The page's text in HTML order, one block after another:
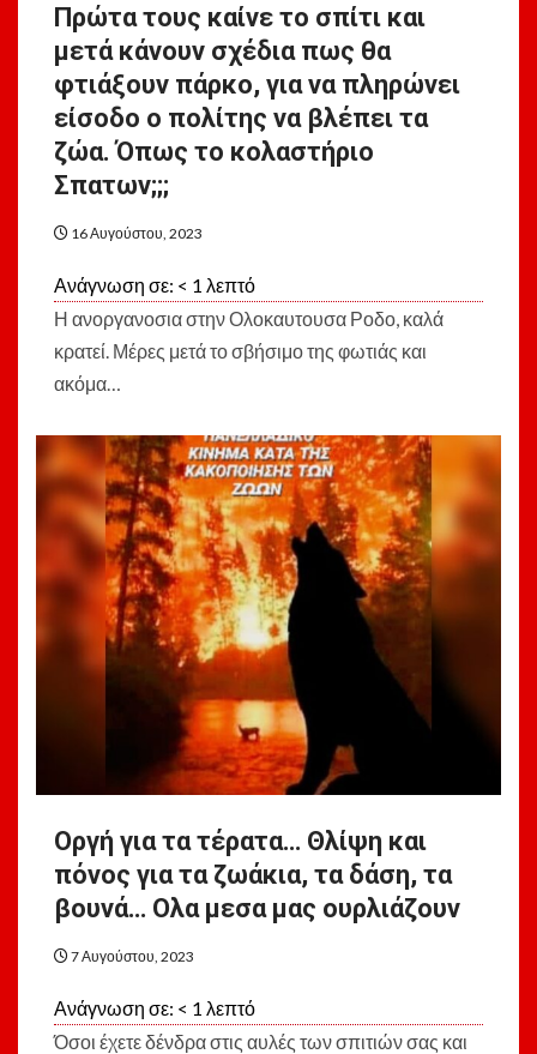
Πρώτα τους καίνε το σπίτι και
μετά κάνουν σχέδια πως θα
φτιάξουν πάρκο, για να πληρώνει
είσοδο ο πολίτης να βλέπει τα
ζώα. Όπως το κολαστήριο
Σπατων;;;
16 Αυγούστου, 2023
Ανάγνωση σε: < 1 λεπτό
Η ανοργανοσια στην Ολοκαυτουσα Ροδο, καλά
κρατεί. Μέρες μετά το σβήσιμο της φωτιάς και
ακόμα…
Οργή για τα τέρατα… Θλίψη και
πόνος για τα ζωάκια, τα δάση, τα
βουνά… Ολα μεσα μας ουρλιάζουν
7 Αυγούστου, 2023
Ανάγνωση σε: < 1 λεπτό
Όσοι έχετε δένδρα στις αυλές των σπιτιών σας και